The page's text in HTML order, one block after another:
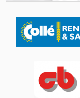
З Чпу
Звертаючись До
Тертя До Леже
Транспортери